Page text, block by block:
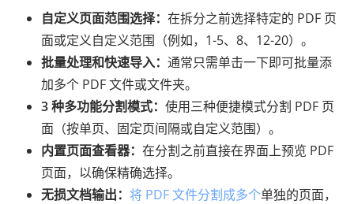
自定义页面范围选择： 在拆分之前选择特定的 PDF 页
面或定义自定义范围（例如，1-5、8、12-20）。
批量处理和快速导入： 通常只需单击一下即可批量添
加多个 PDF 文件或文件夹。
3 种多功能分割模式： 使用三种便捷模式分割 PDF 页
面（按单页、固定页间隔或自定义范围）。
内置页面查看器： 在分割之前直接在界面上预览 PDF
页面，以确保精确选择。
无损文档输出： 将 PDF 文件分割成多个单独的页面，